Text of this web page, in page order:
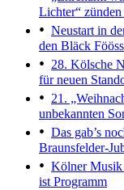
Lichter“
Neustart in
den Bläck Fööss
28. Kölsche
für neuen
21.
unbekannten
Das gab’s
Braunsfelder-
Kölner
ist Programm